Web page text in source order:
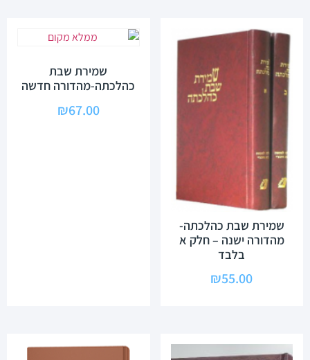
שמירת שבת כהלכתה-
מהדורה ישנה – חלק א
בלבד
₪55.00
שמירת שבת
כהלכתה-מהדורה חדשה
₪67.00